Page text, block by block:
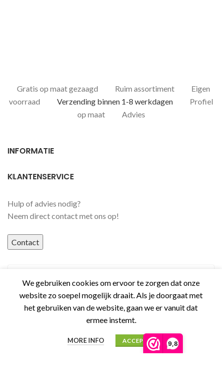
9,8
Gratis op maat gezaagd Ruim assortiment
Eigen
voorraad
Verzending binnen 1-8 werkdagen
Profiel
op maat
Advies
INFORMATIE
KLANTENSERVICE
Hulp of advies nodig?
Neem direct contact met ons op!
Contact
We gebruiken cookies om ervoor te zorgen dat onze
website zo soepel mogelijk draait. Als je doorgaat met
het gebruiken van de website, gaan we er vanuit dat
ermee instemt.
MORE INFO ACCEPT